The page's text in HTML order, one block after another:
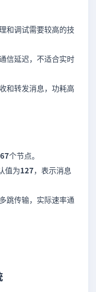
和调试需要较高的技
信延迟，不适合实时
和转发消息，功耗高
个节点。
值为127，表示消息
跳传输，实际速率通